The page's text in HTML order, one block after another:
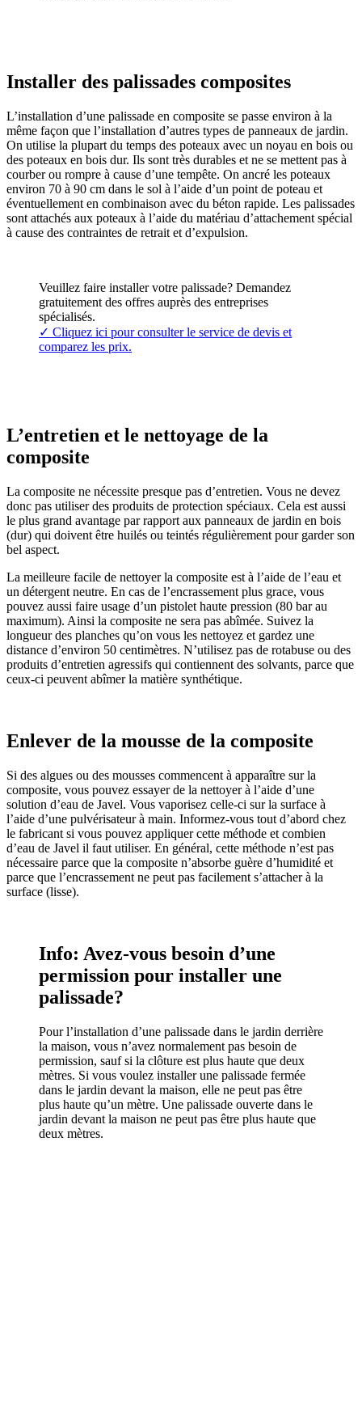
Installer des palissades composites
L’installation d’une palissade en composite se passe environ à la
même façon que l’installation d’autres types de panneaux de jardin.
On utilise la plupart du temps des poteaux avec un noyau en bois ou
des poteaux en bois dur. Ils sont très durables et ne se mettent pas à
courber ou rompre à cause d’une tempête. On ancré les poteaux
environ 70 à 90 cm dans le sol à l’aide d’un point de poteau et
éventuellement en combinaison avec du béton rapide. Les palissades
sont attachés aux poteaux à l’aide du matériau d’attachement spécial
à cause des contraintes de retrait et d’expulsion.
Veuillez faire installer votre palissade? Demandez
gratuitement des offres auprès des entreprises
spécialisés.
✓ Cliquez ici pour consulter le service de devis et
comparez les prix.
L’entretien et le nettoyage de la
composite
La composite ne nécessite presque pas d’entretien. Vous ne devez
donc pas utiliser des produits de protection spéciaux. Cela est aussi
le plus grand avantage par rapport aux panneaux de jardin en bois
(dur) qui doivent être huilés ou teintés régulièrement pour garder son
bel aspect.
La meilleure facile de nettoyer la composite est à l’aide de l’eau et
un détergent neutre. En cas de l’encrassement plus grace, vous
pouvez aussi faire usage d’un pistolet haute pression (80 bar au
maximum). Ainsi la composite ne sera pas abîmée. Suivez la
longueur des planches qu’on vous les nettoyez et gardez une
distance d’environ 50 centimètres. N’utilisez pas de rotabuse ou des
produits d’entretien agressifs qui contiennent des solvants, parce que
ceux-ci peuvent abîmer la matière synthétique.
Enlever de la mousse de la composite
Si des algues ou des mousses commencent à apparaître sur la
composite, vous pouvez essayer de la nettoyer à l’aide d’une
solution d’eau de Javel. Vous vaporisez celle-ci sur la surface à
l’aide d’une pulvérisateur à main. Informez-vous tout d’abord chez
le fabricant si vous pouvez appliquer cette méthode et combien
d’eau de Javel il faut utiliser. En général, cette méthode n’est pas
nécessaire parce que la composite n’absorbe guère d’humidité et
parce que l’encrassement ne peut pas facilement s’attacher à la
surface (lisse).
Info: Avez-vous besoin d’une
permission pour installer une
palissade?
Pour l’installation d’une palissade dans le jardin derrière
la maison, vous n’avez normalement pas besoin de
permission, sauf si la clôture est plus haute que deux
mètres. Si vous voulez installer une palissade fermée
dans le jardin devant la maison, elle ne peut pas être
plus haute qu’un mètre. Une palissade ouverte dans le
jardin devant la maison ne peut pas être plus haute que
deux mètres.